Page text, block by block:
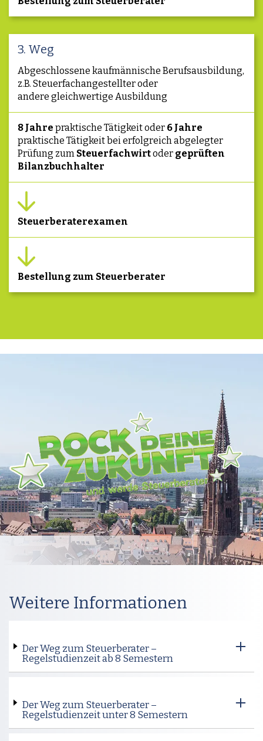
3. Weg
Abgeschlossene kaufmännische Berufsausbildung,
z.B. Steuerfachangestellter oder
andere gleichwertige Ausbildung
8 Jahre praktische Tätigkeit oder 6 Jahre
praktische Tätigkeit bei erfolgreich abgelegter
Prüfung zum Steuerfachwirtoder geprüften
Bilanzbuchhalter
Steuerberaterexamen
Bestellung zum Steuerberater
Weitere Informationen
Der Weg zum Steuerberater –
Regelstudienzeit ab 8 Semestern
Der Weg zum Steuerberater –
Regelstudienzeit unter 8 Semestern